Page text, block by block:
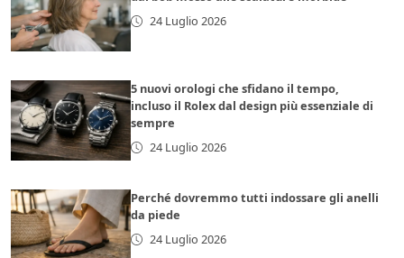
24 Luglio 2026
5 nuovi orologi che sfidano il tempo,
incluso il Rolex dal design più essenziale di
sempre
24 Luglio 2026
Perché dovremmo tutti indossare gli anelli
da piede
24 Luglio 2026